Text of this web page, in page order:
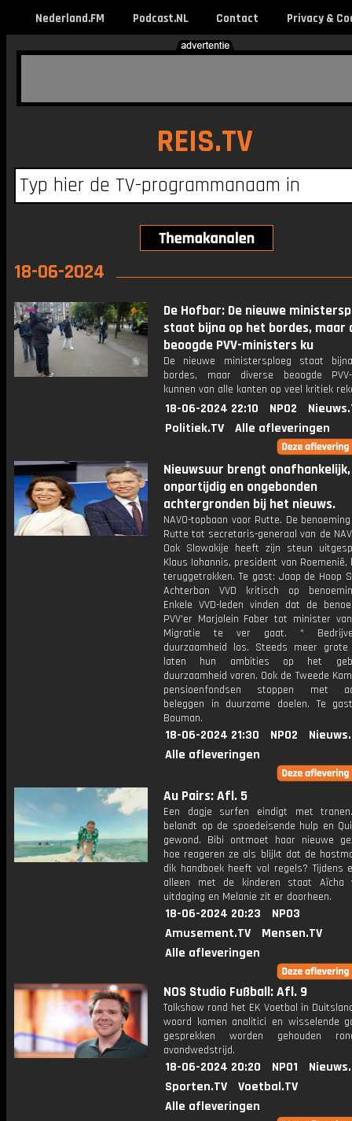
Nederland.FM Podcast.NL Contact Privacy &
REIS.TV
18-06-2024
De Hofbar: De nieuwe
staat bijna op het bordes, maar
beoogde PVV-ministers ku
De nieuwe ministersploeg staat
bordes, maar diverse beoogde
kunnen van alle kanten op veel kritiek
18-06-2024 22:10 NPO2
Politiek.TV
Alle afleveringen
Nieuwsuur brengt onafhankelijk,
onpartijdig en ongebonden
achtergronden bij het nieuws.
NAVO-topbaan voor Rutte. De
Rutte tot secretaris-generaal van de
Ook Slowakije heeft zijn steun
Klaus Iohannis, president van
teruggetrokken. Te gast: Jaap de Hoop
Achterban VVD kritisch op
Enkele VVD-leden vinden dat de
PVV'er Marjolein Faber tot minister
Migratie te ver gaat. *
duurzaamheid los. Steeds meer grote
laten hun ambities op het
duurzaamheid varen. Ook de Tweede
pensioenfondsen stoppen met
beleggen in duurzame doelen. Te
Bouman.
18-06-2024 21:30 NPO2
Alle afleveringen
Au Pairs: Afl. 5
Een dagje surfen eindigt met
belandt op de spoedeisende hulp en
gewond. Bibi ontmoet haar nieuwe
hoe reageren ze als blijkt dat de
dik handboek heeft vol regels? Tijdens
alleen met de kinderen staat Aïcha
uitdaging en Melanie zit er doorheen.
18-06-2024 20:23
NPO3
Amusement.TV
Mensen.TV
Alle afleveringen
NOS Studio Fußball: Afl. 9
Talkshow rond het EK Voetbal in
woord komen analitici en wisselende
gesprekken worden gehouden
avondwedstrijd.
18-06-2024 20:20 NPO1
Sporten.TV
Voetbal.TV
Alle afleveringen